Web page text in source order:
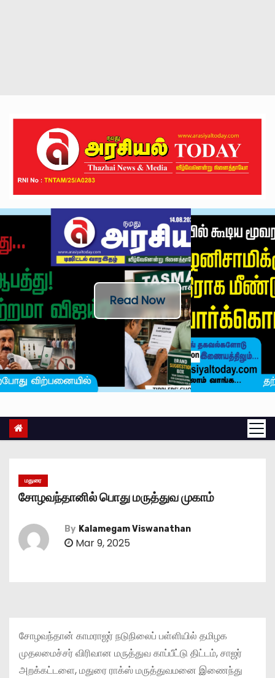
Read Now
மதுரை
சோழவந்தானில் பொது மருத்துவ முகாம்
By Kalamegam Viswanathan
Mar 9, 2025
சோழவந்தான் காமராஜர் நடுநிலைப் பள்ளியில் தமிழக
முதலமைச்சர் விரிவான மருத்துவ காப்பீட்டு திட்டம், சாஜர்
அறக்கட்டளை, மதுரை ராக்ஸ் மருத்துவமனை இணைந்து